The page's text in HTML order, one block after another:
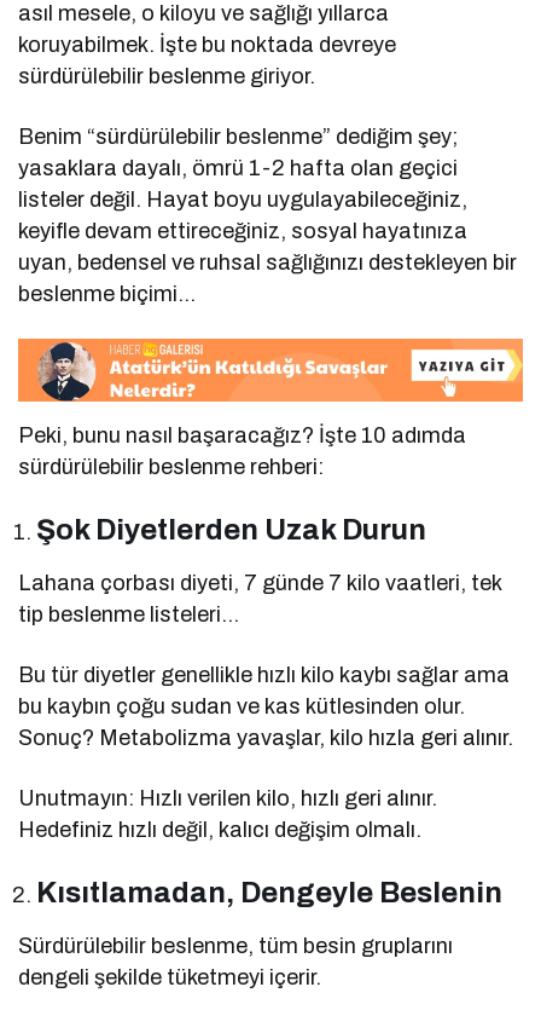
asıl mesele, o kiloyu ve sağlığı yıllarca
koruyabilmek. İşte bu noktada devreye
sürdürülebilir beslenme giriyor.
Benim “sürdürülebilir beslenme” dediğim şey;
yasaklara dayalı, ömrü 1-2 hafta olan geçici
listeler değil. Hayat boyu uygulayabileceğiniz,
keyifle devam ettireceğiniz, sosyal hayatınıza
uyan, bedensel ve ruhsal sağlığınızı destekleyen bir
beslenme biçimi…
Peki, bunu nasıl başaracağız? İşte 10 adımda
sürdürülebilir beslenme rehberi:
Şok Diyetlerden Uzak Durun
Lahana çorbası diyeti, 7 günde 7 kilo vaatleri, tek
tip beslenme listeleri…
Bu tür diyetler genellikle hızlı kilo kaybı sağlar ama
bu kaybın çoğu sudan ve kas kütlesinden olur.
Sonuç? Metabolizma yavaşlar, kilo hızla geri alınır.
Unutmayın: Hızlı verilen kilo, hızlı geri alınır.
Hedefiniz hızlı değil, kalıcı değişim olmalı.
Kısıtlamadan, Dengeyle Beslenin
Sürdürülebilir beslenme, tüm besin gruplarını
dengeli şekilde tüketmeyi içerir.